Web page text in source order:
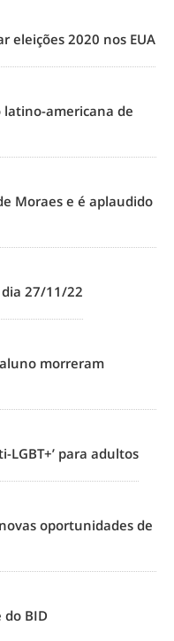
eleições 2020 nos EUA
latino-americana de
Moraes e é aplaudido
dia 27/11/22
morreram
LGBT+’ para adultos
oportunidades de
BID